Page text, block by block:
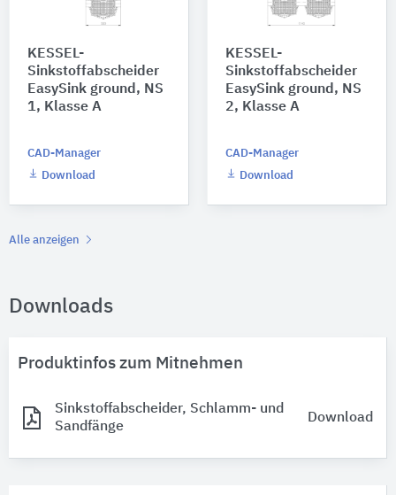
KESSEL-
Sinkstoffabscheider
EasySink ground, NS
1, Klasse A
CAD-Manager
Download
KESSEL-
Sinkstoffabscheider
EasySink ground, NS
2, Klasse A
CAD-Manager
Download
Alle anzeigen
Downloads
Produktinfos zum Mitnehmen
Sinkstoffabscheider, Schlamm- und
Sandfänge
Download